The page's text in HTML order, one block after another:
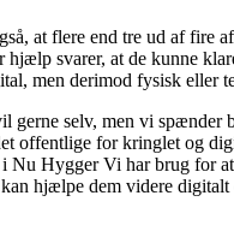
at flere end tre ud af fire
hjælp svarer, at de kunne
men derimod fysisk eller
gerne selv, men vi spænder
offentlige for kringlet og
Nu Hygger Vi har brug for
hjælpe dem videre digitalt